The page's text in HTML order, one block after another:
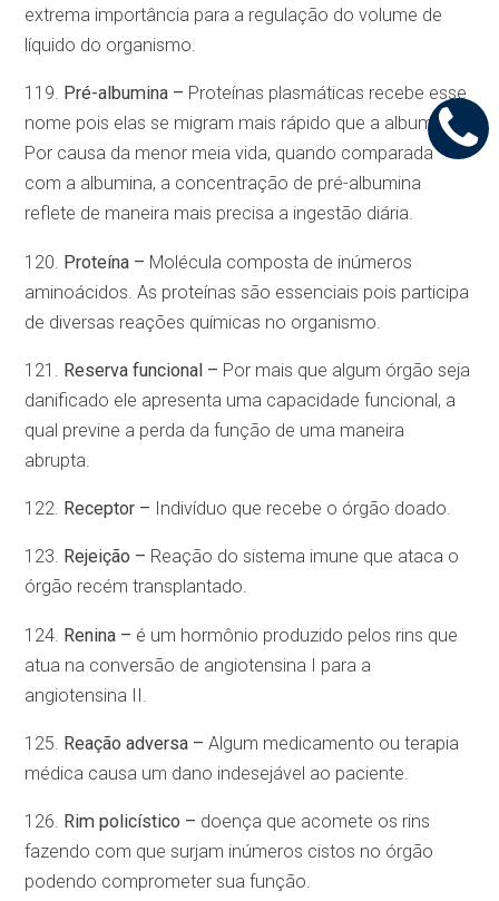
extrema importância para a regulação do volume de
líquido do organismo.
119. Pré-albumina – Proteínas plasmáticas recebe esse
nome pois elas se migram mais rápido que a albumina.
Por causa da menor meia vida, quando comparada
com a albumina, a concentração de pré-albumina
reflete de maneira mais precisa a ingestão diária.
120. Proteína – Molécula composta de inúmeros
aminoácidos. As proteínas são essenciais pois participa
de diversas reações químicas no organismo.
121. Reserva funcional – Por mais que algum órgão seja
danificado ele apresenta uma capacidade funcional, a
qual previne a perda da função de uma maneira
abrupta.
122. Receptor – Indivíduo que recebe o órgão doado.
123. Rejeição – Reação do sistema imune que ataca o
órgão recém transplantado.
124. Renina – é um hormônio produzido pelos rins que
atua na conversão de angiotensina I para a
angiotensina II.
125. Reação adversa – Algum medicamento ou terapia
médica causa um dano indesejável ao paciente.
126. Rim policístico – doença que acomete os rins
fazendo com que surjam inúmeros cistos no órgão
podendo comprometer sua função.